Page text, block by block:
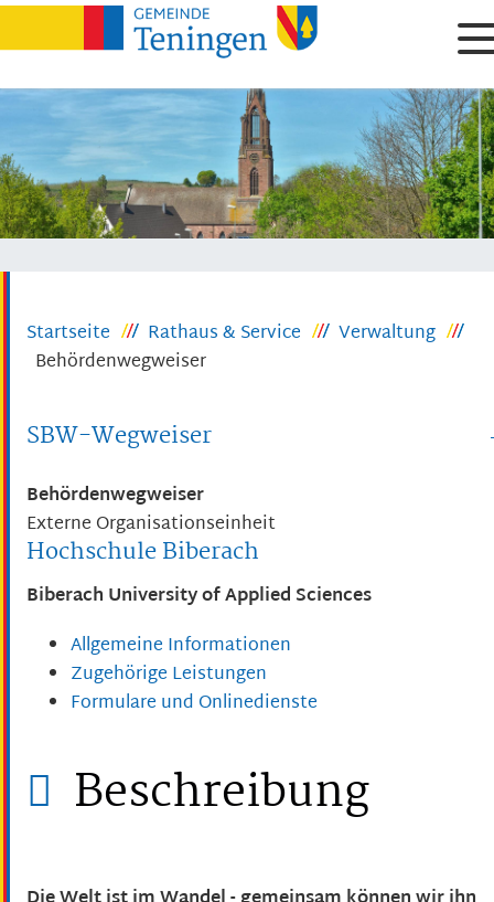
Startseite Rathaus & Service
Verwaltung
Behördenwegweiser
SBW-Wegweiser
Behördenwegweiser
Externe Organisationseinheit
Hochschule Biberach
Biberach University of Applied Sciences
Allgemeine Informationen
Zugehörige Leistungen
Formulare und Onlinedienste
Beschreibung